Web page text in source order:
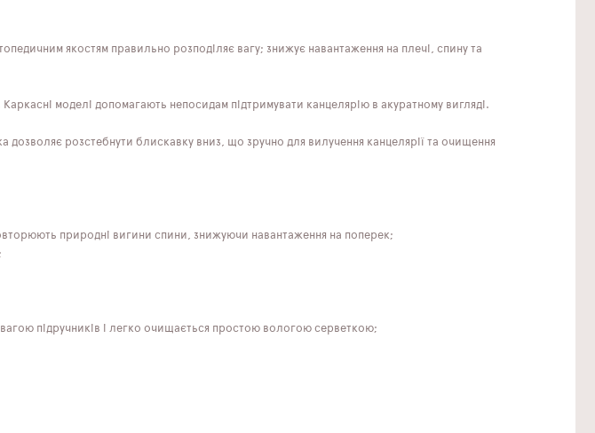
якостям правильно розподіляє вагу; знижує навантаження на плечі, спину та
моделі допомагають непосидам підтримувати канцелярію в акуратному вигляді.
розстебнути блискавку вниз, що зручно для вилучення канцелярії та очищення
природні вигини спини, знижуючи навантаження на поперек;
підручників і легко очищається простою вологою серветкою;